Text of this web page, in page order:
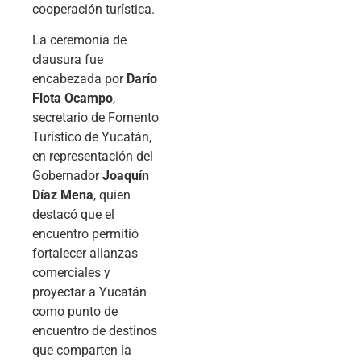
cooperación turística.
La ceremonia de
clausura fue
encabezada por Darío
Flota Ocampo,
secretario de Fomento
Turístico de Yucatán,
en representación del
GobernadorJoaquín
Díaz Mena, quien
destacó que el
encuentro permitió
fortalecer alianzas
comerciales y
proyectar a Yucatán
como punto de
encuentro de destinos
que comparten la